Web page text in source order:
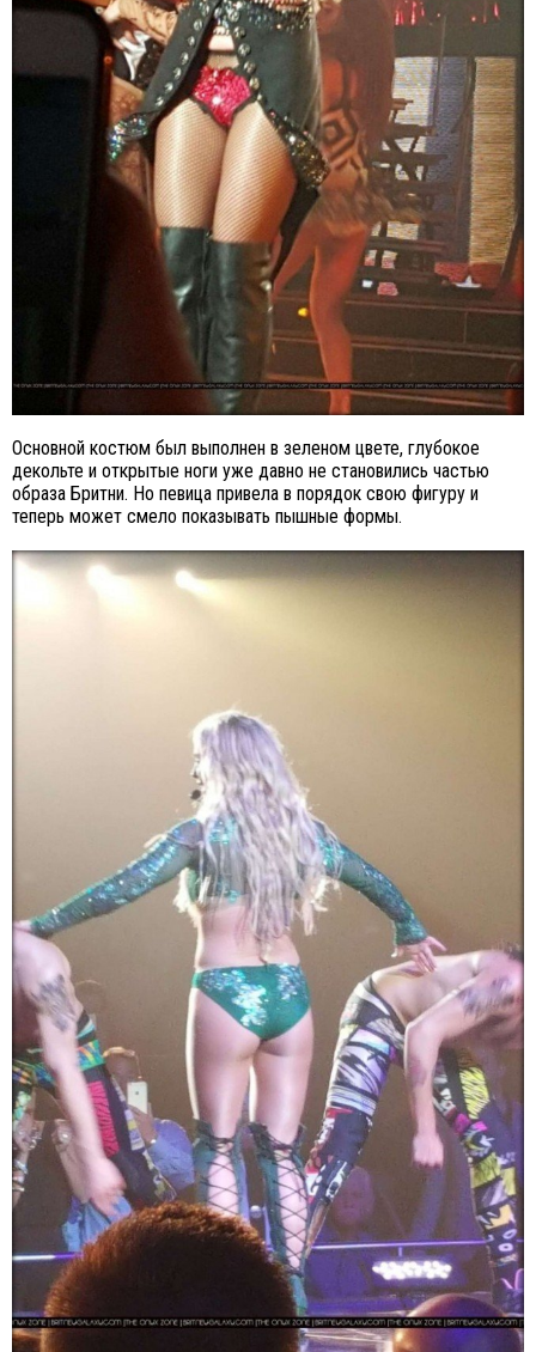
Основной костюм был выполнен в зеленом цвете, глубокое
декольте и открытые ноги уже давно не становились частью
образа Бритни. Но певица привела в порядок свою фигуру и
теперь может смело показывать пышные формы.